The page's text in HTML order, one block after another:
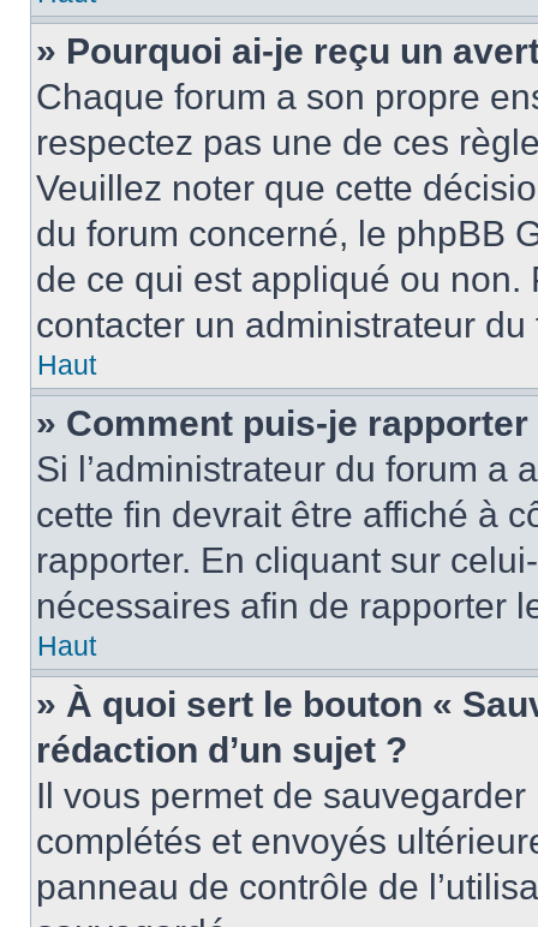
» Pourquoi ai-je reçu un
Chaque forum a son propre
respectez pas une de ces
Veuillez noter que cette
du forum concerné, le phpBB
de ce qui est appliqué ou non.
contacter un administrateur du
Haut
» Comment puis-je
Si l’administrateur du forum a
cette fin devrait être affiché à
rapporter. En cliquant sur
nécessaires afin de rapporter
Haut
» À quoi sert le bouton «
rédaction d’un sujet ?
Il vous permet de
complétés et envoyés
panneau de contrôle de